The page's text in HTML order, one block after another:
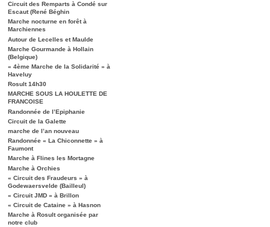
Circuit des Remparts à Condé sur
Escaut (René Béghin
Marche nocturne en forêt à
Marchiennes
Autour de Lecelles et Maulde
Marche Gourmande à Hollain
(Belgique)
« 4ème Marche de la Solidarité » à
Haveluy
Rosult 14h30
MARCHE SOUS LA HOULETTE DE
FRANCOISE
Randonnée de l’Epiphanie
Circuit de la Galette
marche de l’an nouveau
Randonnée « La Chiconnette » à
Faumont
Marche à Flines les Mortagne
Marche à Orchies
« Circuit des Fraudeurs » à
Godewaersvelde (Bailleul)
« Circuit JMD » à Brillon
« Circuit de Cataine » à Hasnon
Marche à Rosult organisée par
notre club